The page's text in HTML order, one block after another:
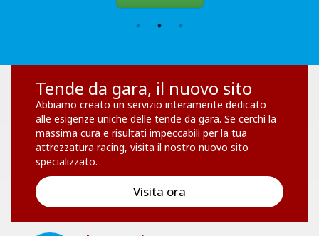
Tende da gara, il nuovo sito
Abbiamo creato un servizio interamente dedicato
alle esigenze uniche delle tende da gara. Se cerchi la
massima cura e risultati impeccabili per la tua
attrezzatura racing, visita il nostro nuovo sito
specializzato.
Visita ora